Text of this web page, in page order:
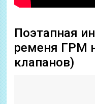
Поэтапная
ременя ГРМ
клапанов)